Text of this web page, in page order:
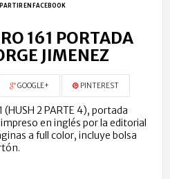
EN FACEBOOK
161 PORTADA
JIMENEZ
GOOGLE+ PINTEREST
2 PARTE 4), portada
en inglés por la editorial
a full color, incluye bolsa